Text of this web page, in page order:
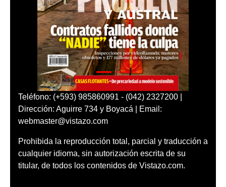
Teléfono: (+593) 985860991 - (042) 2327200 |
Dirección: Aguirre 734 y Boyacá | Email:
webmaster@vistazo.com
Prohibida la reproducción total, parcial y traducción a
cualquier idioma, sin autorización escrita de su
titular, de todos los contenidos de Vistazo.com.